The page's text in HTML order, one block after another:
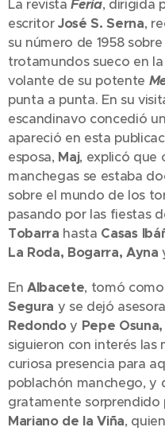
La revistaFeria, dirigida
escritorJosé S. Serna,
su número de 1958
trotamundos sueco en
volante de su potente
punta a punta. En su
escandinavo concedió
apareció en esta
esposa, Maj, explicó que
manchegas se estaba
sobre el mundo de los
pasando por las fiestas
Tobarra hasta Casas
La Roda, Bogarra, Ayna
EnAlbacete, tomó
Segura y se dejó
Redondoy Pepe Osuna,
siguieron con interés las
curiosa presencia para
poblachón manchego, y
gratamente sorprendido
Mariano de la Viña,